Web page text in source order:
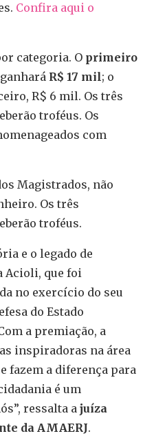
Confira aqui o
categoria. O primeiro
R$ 17 mil; o
R$ 6 mil. Os três
troféus. Os
com
Magistrados, não
Os três
troféus.
e o legado de
Acioli, que foi
no exercício do seu
do Estado
a premiação, a
inspiradoras na área
fazem a diferença para
é um
ressalta a juíza
da AMAERJ.